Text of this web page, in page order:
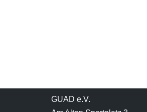
GUAD e.V.